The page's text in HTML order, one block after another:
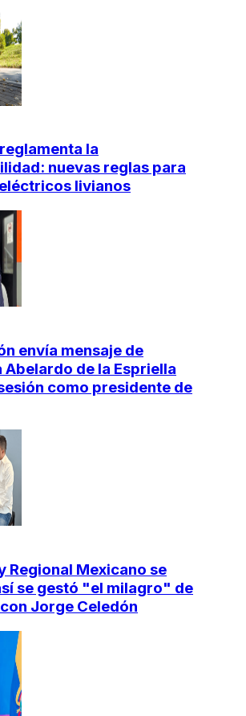
la
nuevas reglas para
livianos
envía mensaje de
Abelardo de la Espriella
como presidente de
Regional Mexicano se
se gestó "el milagro" de
Jorge Celedón